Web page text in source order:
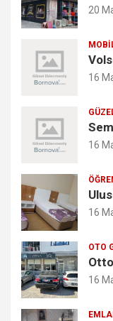
20
16
16
16
OTO
16